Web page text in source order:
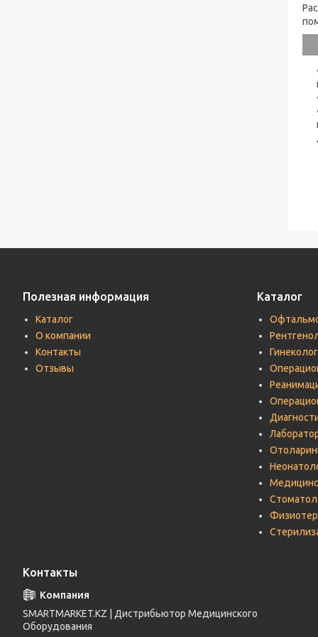
Полезная информация
Каталог
О компании
Контакты
Отзывы
Каталог
Контакты
SMARTMARKET.KZ | Дистрибьютор Медицинского
Оборудования